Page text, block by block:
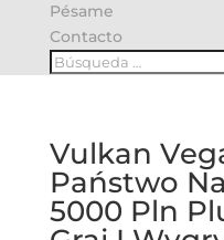
Pésame
Contacto
Vulkan
Państwo
5000 Pln